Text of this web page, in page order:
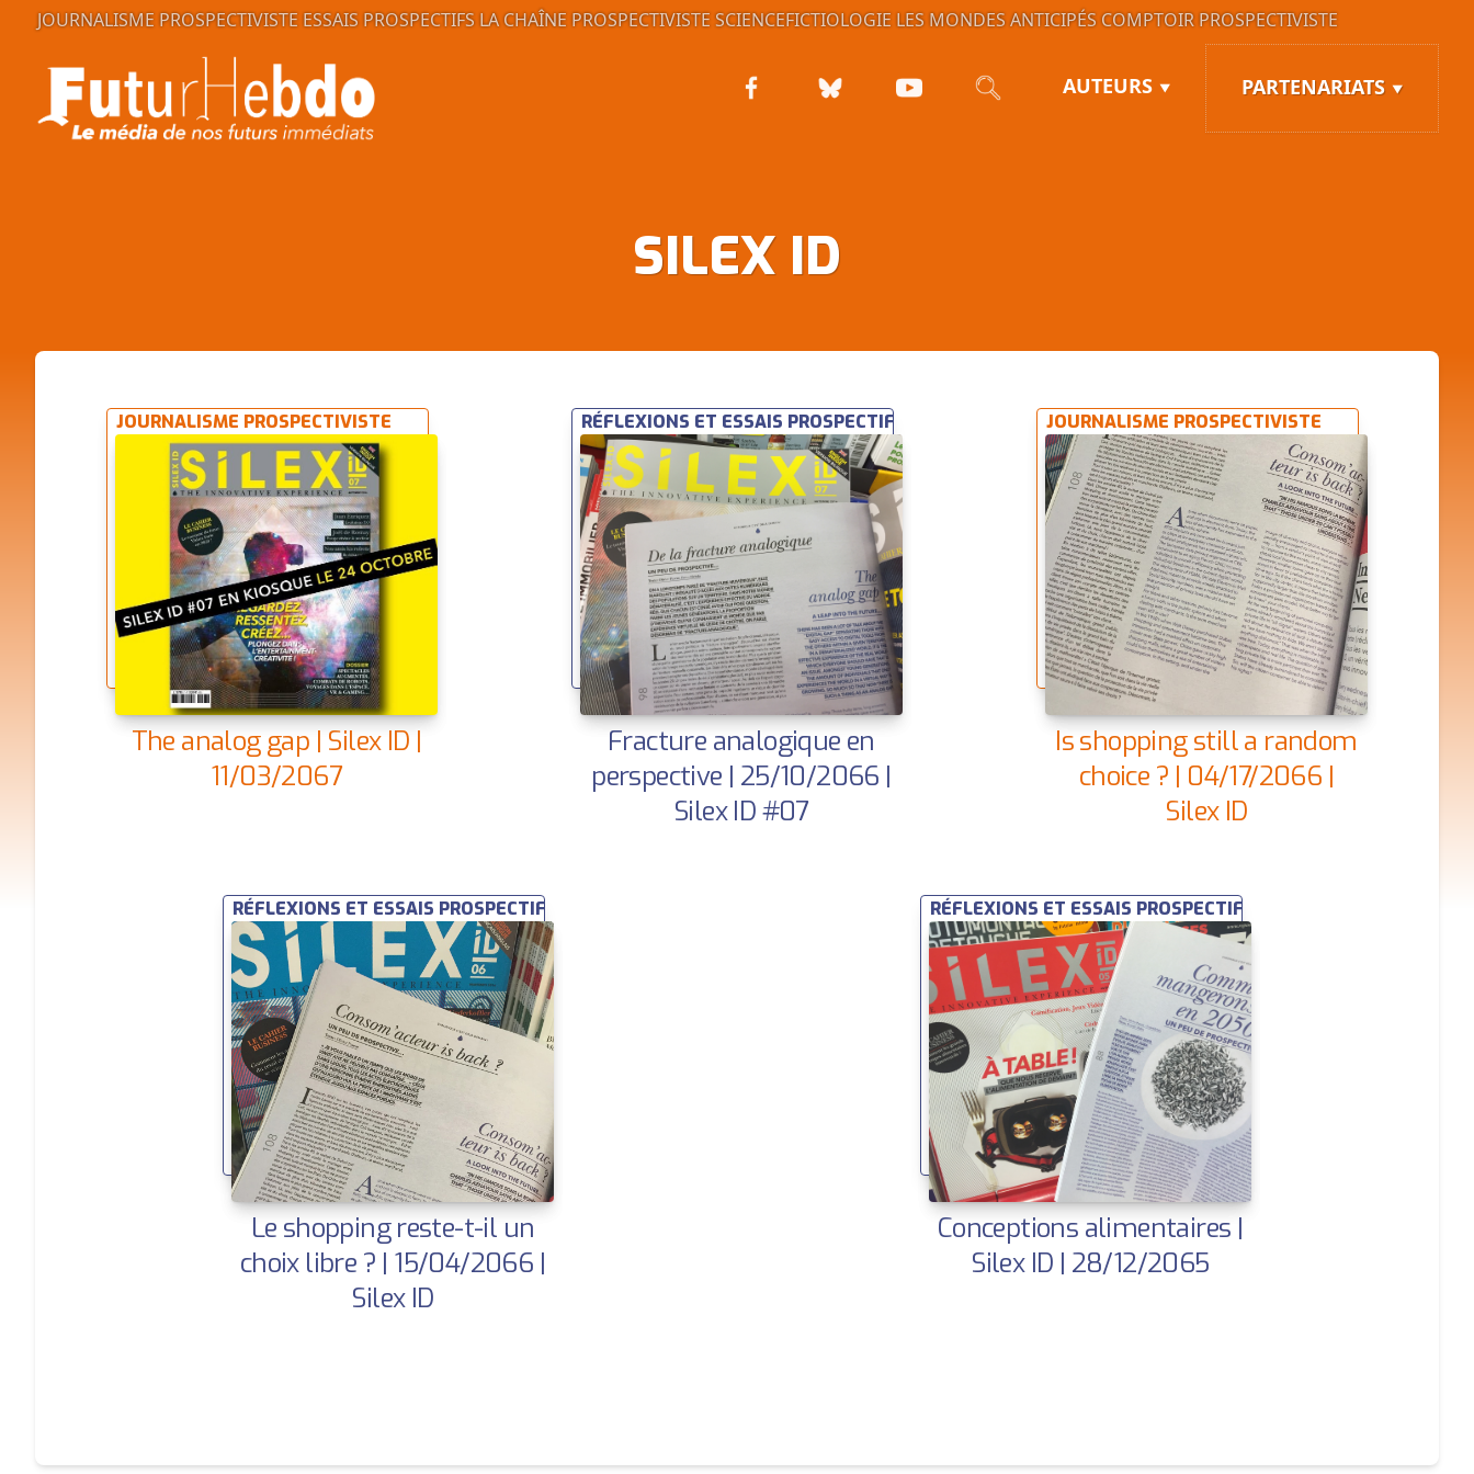
JOURNALISME PROSPECTIVISTE ESSAIS PROSPECTIFSLA CHAÎNE PROSPECTIVISTE SCIENCEFICTIOLOGIE LES MONDES ANTICIPÉSCOMPTOIR PROSPECTIVISTE
AUTEURS PARTENARIATS
SILEX ID
JOURNALISME PROSPECTIVISTE
The analog gap | Silex ID |
11/03/2067
RÉFLEXIONS ET ESSAIS PROSPECTIFS
Fracture analogique en
perspective | 25/10/2066 |
Silex ID #07
JOURNALISME PROSPECTIVISTE
Is shopping still a random
choice ? | 04/17/2066 |
Silex ID
RÉFLEXIONS ET ESSAIS PROSPECTIFS
Le shopping reste-t-il un
choix libre ? | 15/04/2066 |
Silex ID
RÉFLEXIONS ET ESSAIS PROSPECTIFS
Conceptions alimentaires |
Silex ID | 28/12/2065